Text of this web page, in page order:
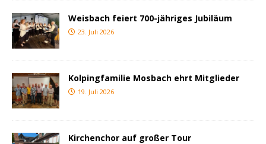
Weisbach feiert 700-jähriges Jubiläum
23. Juli 2026
Kolpingfamilie Mosbach ehrt Mitglieder
19. Juli 2026
Kirchenchor auf großer Tour